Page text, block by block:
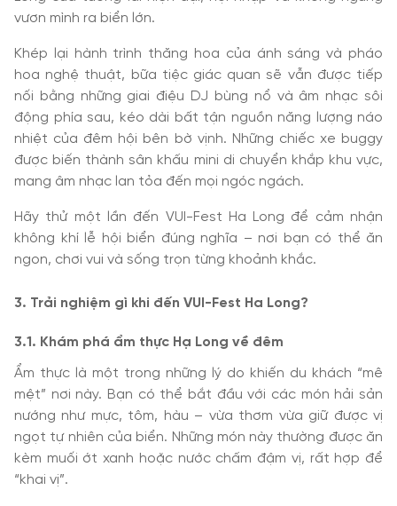
vươn mình ra biển lớn.
Khép lại hành trình thăng hoa của ánh sáng và pháo
hoa nghệ thuật, bữa tiệc giác quan sẽ vẫn được tiếp
nối bằng những giai điệu DJ bùng nổ và âm nhạc sôi
động phía sau, kéo dài bất tận nguồn năng lượng náo
nhiệt của đêm hội bên bờ vịnh. Những chiếc xe buggy
được biến thành sân khấu mini di chuyển khắp khu vực,
mang âm nhạc lan tỏa đến mọi ngóc ngách.
Hãy thử một lần đến VUI-Fest Ha Long để cảm nhận
không khí lễ hội biển đúng nghĩa – nơi bạn có thể ăn
ngon, chơi vui và sống trọn từng khoảnh khắc.
3. Trải nghiệm gì khi đến VUI-Fest Ha Long?
3.1. Khám phá ẩm thực Hạ Long về đêm
Ẩm thực là một trong những lý do khiến du khách “mê
mệt” nơi này. Bạn có thể bắt đầu với các món hải sản
nướng như mực, tôm, hàu – vừa thơm vừa giữ được vị
ngọt tự nhiên của biển. Những món này thường được ăn
kèm muối ớt xanh hoặc nước chấm đậm vị, rất hợp để
“khai vị”.